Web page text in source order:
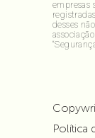
empresas
desses
Política